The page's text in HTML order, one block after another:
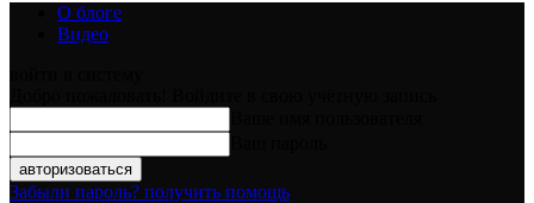
О блоге
Видео
Забыли пароль? получить помощь